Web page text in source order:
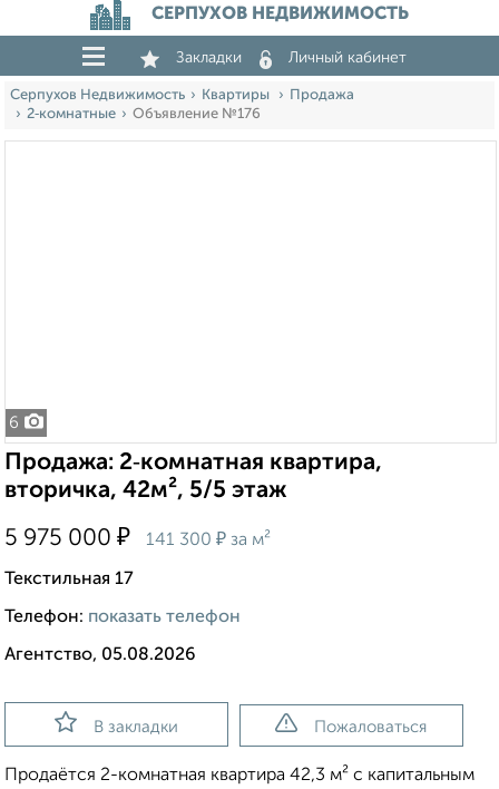
СЕРПУХОВ НЕДВИЖИМОСТЬ
Закладки Личный кабинет
Серпухов Недвижимость Квартиры
Продажа
2‑комнатные
Объявление №176
6
Продажа: 2‑комнатная квартира,
вторичка, 42м², 5/5 этаж
5 975 000 ₽ 141 300 ₽ за м²
Текстильная 17
Телефон: показать телефон
Агентство, 05.08.2026
В закладки Пожаловаться
Продаётся 2-комнатная квартира 42,3 м² с капитальным